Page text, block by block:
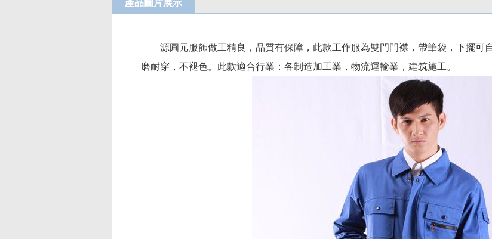
產品圖片展示
源圓元服飾做工精良，品質有保障，此款工作服為雙門門襟，帶筆袋，下擺可
磨耐穿，不褪色。此款適合行業：各制造加工業，物流運輸業，建筑施工。